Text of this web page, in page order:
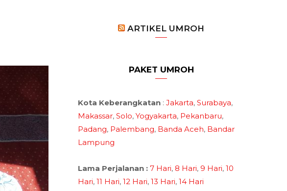
ARTIKEL UMROH
PAKET UMROH
Kota Keberangkatan : Jakarta, Surabaya,
Makassar, Solo, Yogyakarta, Pekanbaru,
Padang, Palembang, Banda Aceh, Bandar
Lampung
Lama Perjalanan : 7 Hari, 8 Hari, 9 Hari, 10
Hari, 11 Hari, 12 Hari, 13 Hari, 14 Hari